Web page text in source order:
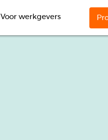
Voor werkgevers